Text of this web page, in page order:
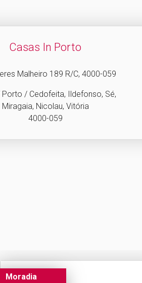
Casas In Porto
Malheiro 189 R/C, 4000-059
/ Cedofeita, Ildefonso, Sé,
Miragaia, Nicolau, Vitória
4000-059
Moradia